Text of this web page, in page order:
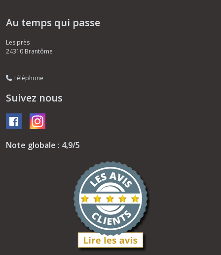
Au temps qui passe
Les près
24310 Brantôme
Téléphone
Suivez nous
Note globale : 4,9/5